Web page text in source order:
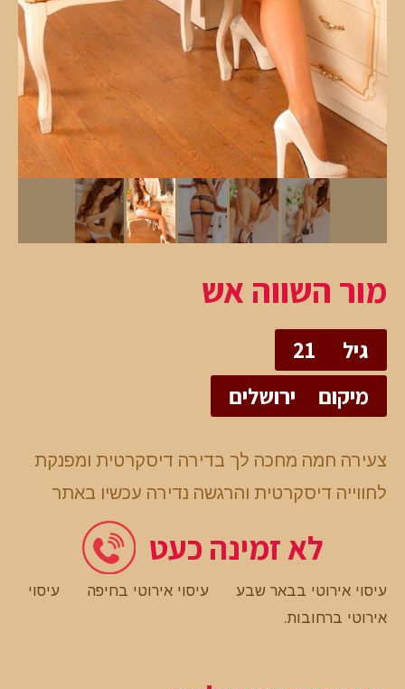
מור השווה אש
גיל
21
מיקום
ירושלים
צעירה חמה מחכה לך בדירה דיסקרטית ומפנקת
לחווייה דיסקרטית והרגשה נדירה עכשיו באתר
לא זמינה כעט
עיסוי אירוטי בבאר שבע עיסוי אירוטי בחיפה
עיסוי
אירוטי ברחובות.